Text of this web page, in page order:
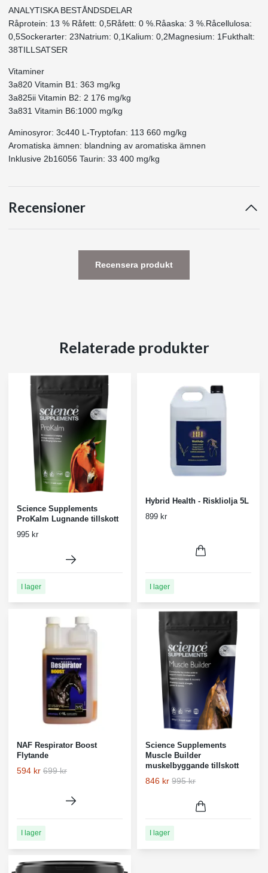
ANALYTISKA BESTÅNDSDELAR
Råprotein: 13 % Råfett: 0,5Råfett: 0 %.Råaska: 3 %.Råcellulosa:
0,5Sockerarter: 23Natrium: 0,1Kalium: 0,2Magnesium: 1Fukthalt:
38TILLSATSER
Vitaminer
3a820 Vitamin B1: 363 mg/kg
3a825ii Vitamin B2: 2 176 mg/kg
3a831 Vitamin B6:1000 mg/kg
Aminosyror: 3c440 L-Tryptofan: 113 660 mg/kg
Aromatiska ämnen: blandning av aromatiska ämnen
Inklusive 2b16056 Taurin: 33 400 mg/kg
Recensioner
Recensera produkt
Relaterade produkter
Science Supplements
ProKalm Lugnande tillskott
995 kr
I lager
Hybrid Health - Riskliolja 5L
899 kr
I lager
NAF Respirator Boost
Flytande
594 kr 699 kr
I lager
Science Supplements
Muscle Builder
muskelbyggande tillskott
846 kr 995 kr
I lager